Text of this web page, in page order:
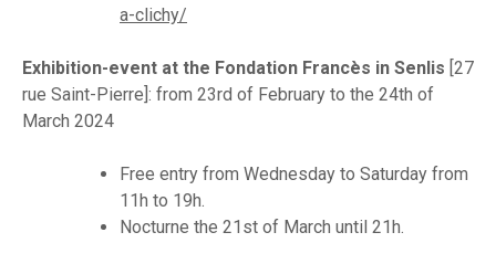
a-clichy/
Exhibition-event at the Fondation Francès in Senlis [27
rue Saint-Pierre]: from 23rd of February to the 24th of
March 2024
Free entry from Wednesday to Saturday from
11h to 19h.
Nocturne the 21st of March until 21h.